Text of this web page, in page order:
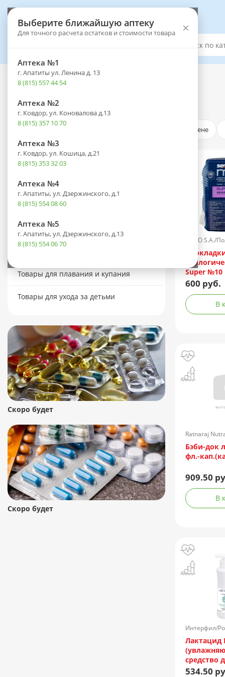
Выберите ближайшую аптеку
Для точного расчета остатков и стоимости товара ×
Аптека №1
г. Апатиты ул. Ленина д. 13
8 (815) 557 44 54
Аптека №2
г. Ковдор, ул. Коновалова д.13
8 (815) 357 10 70
Аптека №3
г. Ковдор, ул. Кошица, д.21
8 (815) 353 32 03
Аптека №4
г. Апатиты, ул. Дзержинского, д.1
8 (815) 554 08 60
Аптека №5
г. Апатиты, ул. Дзержинского, д.13
8 (815) 554 06 70
Каталог - Мама и малыш
Гигиенические средства для взрослых
Средства интимной гигиены и смазки
Тесты на беременность и овуляцию
Товары для кормления
Товары для плавания и купания
Товары для ухода за детьми
Скоро будет
Скоро будет
По цене
TZMO S.A./
Super №10
600 руб.
В
Ratnaraj
Бэби-док
фл.-
909.50
В
Интерфил/
Лактацид
средство
534.50